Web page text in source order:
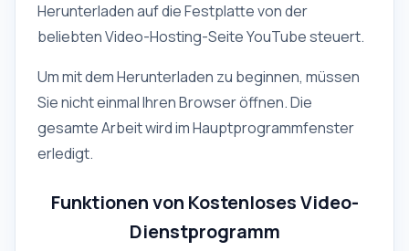
Herunterladen auf die Festplatte von der
beliebten Video-Hosting-Seite YouTube steuert.
Um mit dem Herunterladen zu beginnen, müssen
Sie nicht einmal Ihren Browser öffnen. Die
gesamte Arbeit wird im Hauptprogrammfenster
erledigt.
Funktionen von Kostenloses Video-
Dienstprogramm